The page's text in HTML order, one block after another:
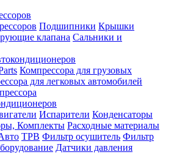
Подшипники Крышки
клапана Сальники и
Компрессора для грузовых
для легковых автомобилей
Испарители Конденсаторы
Комплекты Расходные материалы
ТРВ Фильтр осушитель Фильтр
Датчики давления